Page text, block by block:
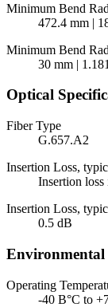
Minimum Bend
472.4 mm |
Minimum Bend
30 mm |
Optical
Fiber Type
G.657.A2
Insertion Loss,
Insertion loss
Insertion Loss,
0.5 dB
Environmental
Operating
-40 В°C to